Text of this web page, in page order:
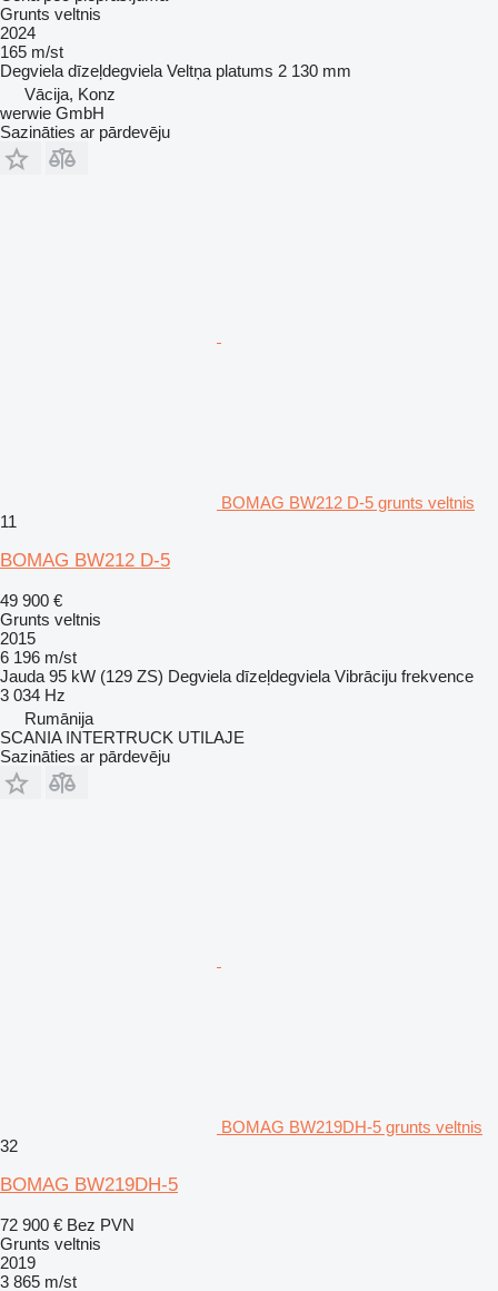
Grunts veltnis
2024
165 m/st
Degviela dīzeļdegviela Veltņa platums 2 130 mm
Vācija, Konz
werwie GmbH
Sazināties ar pārdevēju
BOMAG BW212 D-5 grunts veltnis
11
BOMAG BW212 D-5
49 900 €
Grunts veltnis
2015
6 196 m/st
Jauda 95 kW (129 ZS) Degviela dīzeļdegviela Vibrāciju frekvence
3 034 Hz
Rumānija
SCANIA INTERTRUCK UTILAJE
Sazināties ar pārdevēju
BOMAG BW219DH-5 grunts veltnis
32
BOMAG BW219DH-5
72 900 € Bez PVN
Grunts veltnis
2019
3 865 m/st